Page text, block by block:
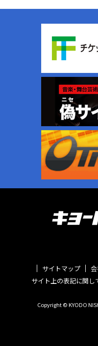
サイトマップ
サイト上の表記に関し
Copyright © KYODO